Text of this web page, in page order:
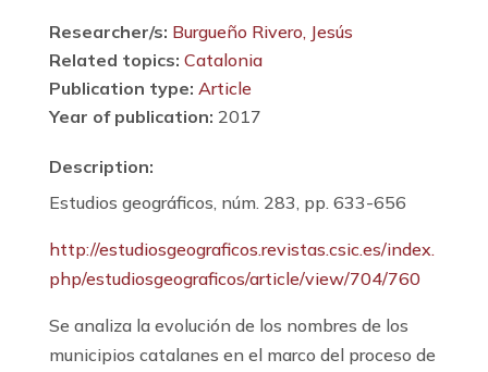
Researcher/s: Burgueño Rivero, Jesús
Related topics: Catalonia
Publication type: Article
Year of publication: 2017
Description:
Estudios geográficos, núm. 283, pp. 633-656
http://estudiosgeograficos.revistas.csic.es/index.
php/estudiosgeograficos/article/view/704/760
Se analiza la evolución de los nombres de los
municipios catalanes en el marco del proceso de